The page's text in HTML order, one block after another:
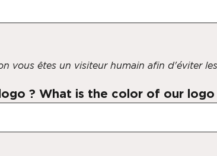
vous êtes un visiteur humain afin d'éviter
? What is the color of our logo